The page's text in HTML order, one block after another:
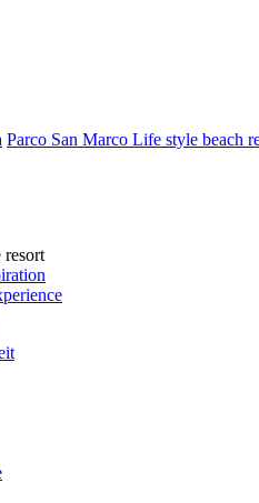
Parco San Marco Life style beach
resort